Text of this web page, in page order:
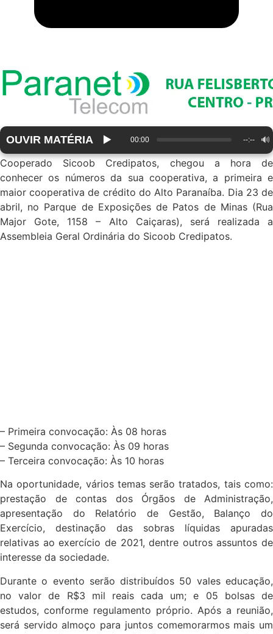
OUVIR MATÉRIA ▶️ 00:00 --:-- 🔊
Cooperado Sicoob Credipatos, chegou a hora de
conhecer os números da sua cooperativa, a primeira e
maior cooperativa de crédito do Alto Paranaíba. Dia 23 de
abril, no Parque de Exposições de Patos de Minas (Rua
Major Gote, 1158 – Alto Caiçaras), será realizada a
Assembleia Geral Ordinária do Sicoob Credipatos.
– Primeira convocação: Às 08 horas
– Segunda convocação: Às 09 horas
– Terceira convocação: Às 10 horas
Na oportunidade, vários temas serão tratados, tais como:
prestação de contas dos Órgãos de Administração,
apresentação do Relatório de Gestão, Balanço do
Exercício, destinação das sobras líquidas apuradas
relativas ao exercício de 2021, dentre outros assuntos de
interesse da sociedade.
Durante o evento serão distribuídos 50 vales educação,
no valor de R$3 mil reais cada um; e 05 bolsas de
estudos, conforme regulamento próprio. Após a reunião,
será servido almoço para juntos comemorarmos mais um